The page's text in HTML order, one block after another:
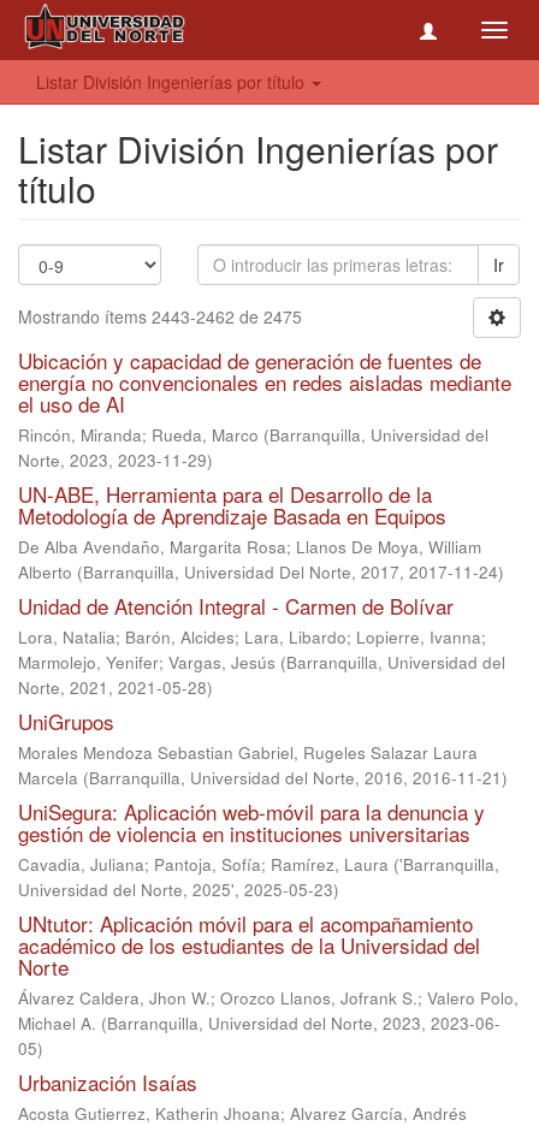
Listar División Ingenierías por título
Listar División Ingenierías por
título
Ir
Mostrando ítems 2443-2462 de 2475
Ubicación y capacidad de generación de fuentes de
energía no convencionales en redes aisladas mediante
el uso de AI
Rincón, Miranda; Rueda, Marco (Barranquilla, Universidad del
Norte, 2023, 2023-11-29)
UN-ABE, Herramienta para el Desarrollo de la
Metodología de Aprendizaje Basada en Equipos
De Alba Avendaño, Margarita Rosa; Llanos De Moya, William
Alberto (Barranquilla, Universidad Del Norte, 2017, 2017-11-24)
Unidad de Atención Integral - Carmen de Bolívar
Lora, Natalia; Barón, Alcides; Lara, Libardo; Lopierre, Ivanna;
Marmolejo, Yenifer; Vargas, Jesús (Barranquilla, Universidad del
Norte, 2021 , 2021-05-28)
UniGrupos
Morales Mendoza Sebastian Gabriel, Rugeles Salazar Laura
Marcela (Barranquilla, Universidad del Norte, 2016, 2016-11-21)
UniSegura: Aplicación web-móvil para la denuncia y
gestión de violencia en instituciones universitarias
Cavadia, Juliana; Pantoja, Sofía; Ramírez, Laura ('Barranquilla,
Universidad del Norte, 2025', 2025-05-23)
UNtutor: Aplicación móvil para el acompañamiento
académico de los estudiantes de la Universidad del
Norte
Álvarez Caldera, Jhon W.; Orozco Llanos, Jofrank S.; Valero Polo,
Michael A. (Barranquilla, Universidad del Norte, 2023, 2023-06-
05)
Urbanización Isaías
Acosta Gutierrez, Katherin Jhoana; Alvarez García, Andrés